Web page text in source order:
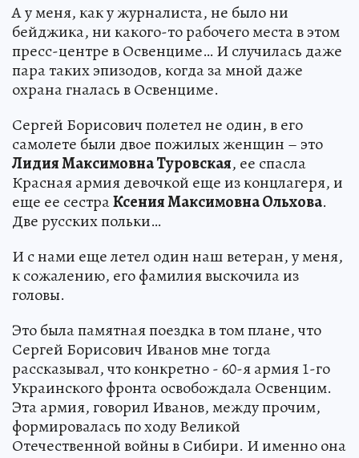
А у меня, как у журналиста, не было ни
бейджика, ни какого-то рабочего места в этом
пресс-центре в Освенциме… И случилась даже
пара таких эпизодов, когда за мной даже
охрана гналась в Освенциме.
Сергей Борисович полетел не один, в его
самолете были двое пожилых женщин – это
Лидия Максимовна Туровская, ее спасла
Красная армия девочкой еще из концлагеря, и
еще ее сестраКсения Максимовна Ольхова.
Две русских польки…
И с нами еще летел один наш ветеран, у меня,
к сожалению, его фамилия выскочила из
головы.
Это была памятная поездка в том плане, что
Сергей Борисович Иванов мне тогда
рассказывал, что конкретно - 60-я армия 1-го
Украинского фронта освобождала Освенцим.
Эта армия, говорил Иванов, между прочим,
формировалась по ходу Великой
Отечественной войны в Сибири. И именно она